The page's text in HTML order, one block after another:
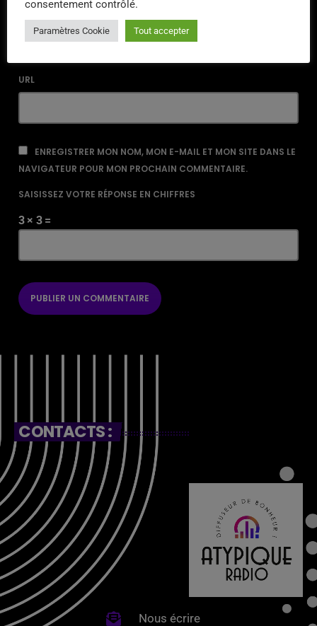
URL
ENREGISTRER MON NOM, MON E-MAIL ET MON SITE DANS LE
NAVIGATEUR POUR MON PROCHAIN COMMENTAIRE.
SAISISSEZ VOTRE RÉPONSE EN CHIFFRES
3 × 3 =
CONTACTS :
Nous écrire
consentement contrôlé.
Paramètres Cookie Tout accepter